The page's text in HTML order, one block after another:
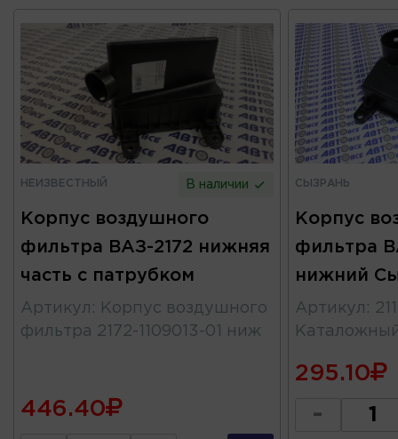
НЕИЗВЕСТНЫЙ В наличии
Корпус воздушного
фильтра ВАЗ-2172 нижняя
часть с патрубком
Артикул :
Корпус воздушного
фильтра 2172-1109013-01 ниж
446.40
СЫЗРАНЬ
Корпус
фильтра
нижний
Артикул :
295.10
-